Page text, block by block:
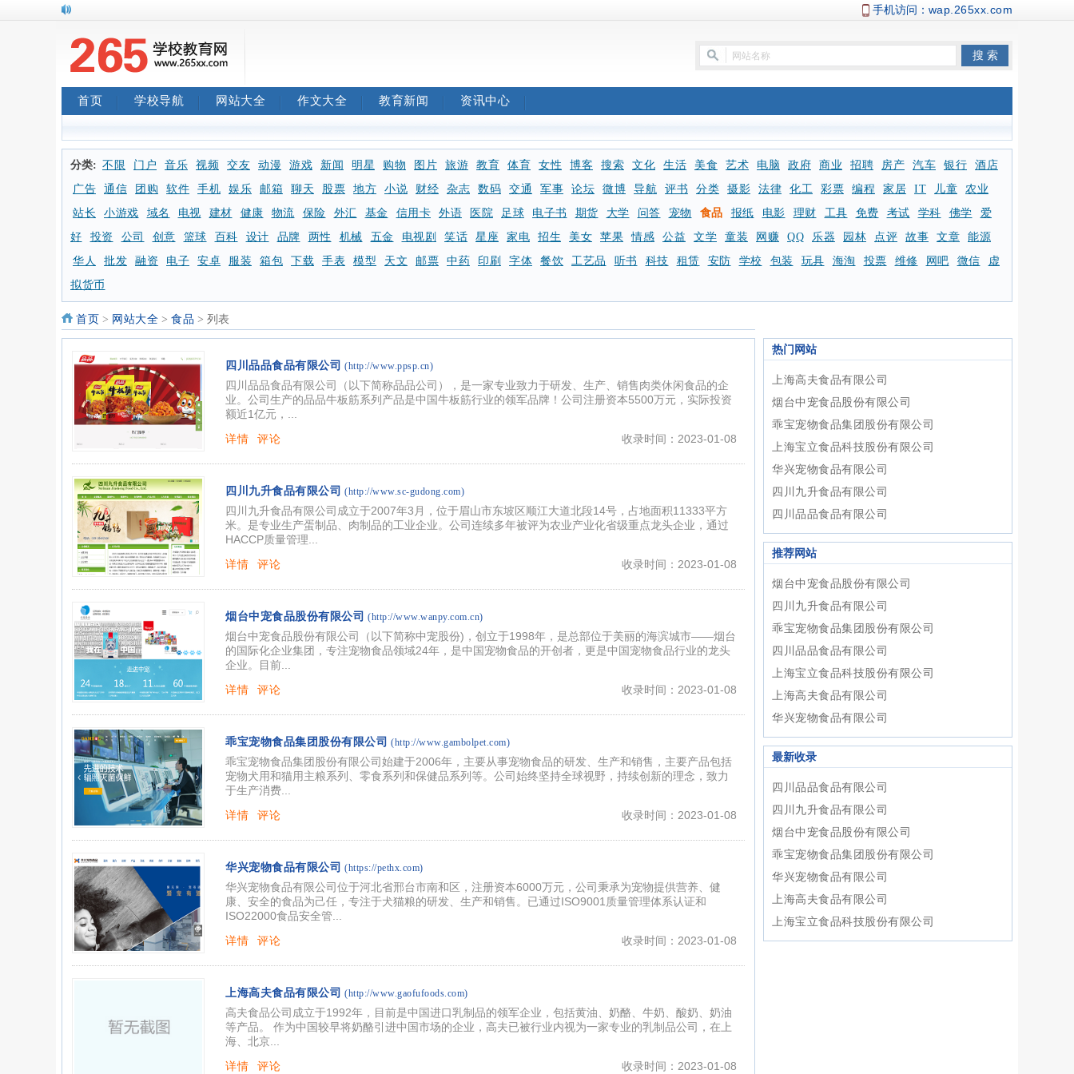
手机访问： wap.265xx.com
首页 学校导航 网站大全 作文大全 教育新闻 资讯中心
分类: 不限 门户 音乐 视频 交友 动漫 游戏 新闻 明星 购物 图片 旅游 教育 体育 女性 博客 搜索 文化 生活 美食 艺术 电脑 政府 商业 招聘 房产 汽车 银行
酒店
广告
通信 团购 软件 手机 娱乐 邮箱 聊天 股票 地方 小说 财经 杂志 数码 交通 军事 论坛 微博 导航 评书 分类 摄影 法律 化工 彩票 编程 家居 IT 儿童
农业
站长
小游戏 域名 电视 建材 健康 物流 保险 外汇 基金 信用卡 外语 医院 足球 电子书 期货 大学 问答 宠物 食品 报纸 电影 理财 工具 免费 考试 学科 佛学
爱
好
投资 公司 创意 篮球 百科 设计 品牌 两性 机械 五金 电视剧 笑话 星座 家电 招生 美女 苹果 情感 公益 文学 童装 网赚 QQ 乐器 园林 点评 故事 文章
能源
华人
批发 融资 电子 安卓 服装 箱包 下载 手表 模型 天文 邮票 中药 印刷 字体 餐饮 工艺品 听书 科技 租赁 安防 学校 包装 玩具 海淘 投票 维修 网吧 微信
虚
拟货币
首页 > 网站大全 > 食品 > 列表
四川品品食品有限公司 (http://www.ppsp.cn)
四川品品食品有限公司（以下简称品品公司），是一家专业致力于研发、生产、销售肉类休闲食品的企
业。公司生产的品品牛板筋系列产品是中国牛板筋行业的领军品牌！公司注册资本5500万元，实际投资
额近1亿元，...
详情
评论 收录时间：2023-01-08
四川九升食品有限公司 (http://www.sc-gudong.com)
四川九升食品有限公司成立于2007年3月，位于眉山市东坡区顺江大道北段14号，占地面积11333平方
米。是专业生产蛋制品、肉制品的工业企业。公司连续多年被评为农业产业化省级重点龙头企业，通过
HACCP质量管理...
详情
评论 收录时间：2023-01-08
烟台中宠食品股份有限公司 (http://www.wanpy.com.cn)
烟台中宠食品股份有限公司（以下简称中宠股份)，创立于1998年，是总部位于美丽的海滨城市——烟台
的国际化企业集团，专注宠物食品领域24年，是中国宠物食品的开创者，更是中国宠物食品行业的龙头
企业。目前...
详情
评论 收录时间：2023-01-08
乖宝宠物食品集团股份有限公司 (http://www.gambolpet.com)
乖宝宠物食品集团股份有限公司始建于2006年，主要从事宠物食品的研发、生产和销售，主要产品包括
宠物犬用和猫用主粮系列、零食系列和保健品系列等。公司始终坚持全球视野，持续创新的理念，致力
于生产消费...
详情
评论 收录时间：2023-01-08
华兴宠物食品有限公司 (https://pethx.com)
华兴宠物食品有限公司位于河北省邢台市南和区，注册资本6000万元，公司秉承为宠物提供营养、健
康、安全的食品为己任，专注于犬猫粮的研发、生产和销售。已通过ISO9001质量管理体系认证和
ISO22000食品安全管...
详情
评论 收录时间：2023-01-08
上海高夫食品有限公司 (http://www.gaofufoods.com)
高夫食品公司成立于1992年，目前是中国进口乳制品的领军企业，包括黄油、奶酪、牛奶、酸奶、奶油
等产品。 作为中国较早将奶酪引进中国市场的企业，高夫已被行业内视为一家专业的乳制品公司，在上
海、北京...
详情
评论 收录时间：2023-01-08
热门网站
上海高夫食品有限公司
烟台中宠食品股份有限公司
乖宝宠物食品集团股份有限公司
上海宝立食品科技股份有限公司
华兴宠物食品有限公司
四川九升食品有限公司
四川品品食品有限公司
推荐网站
烟台中宠食品股份有限公司
四川九升食品有限公司
乖宝宠物食品集团股份有限公司
四川品品食品有限公司
上海宝立食品科技股份有限公司
上海高夫食品有限公司
华兴宠物食品有限公司
最新收录
四川品品食品有限公司
四川九升食品有限公司
烟台中宠食品股份有限公司
乖宝宠物食品集团股份有限公司
华兴宠物食品有限公司
上海高夫食品有限公司
上海宝立食品科技股份有限公司